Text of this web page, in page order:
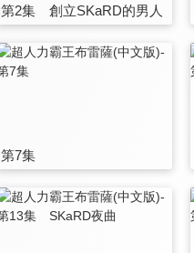
第2集 創立SKaRD的男人
第7集